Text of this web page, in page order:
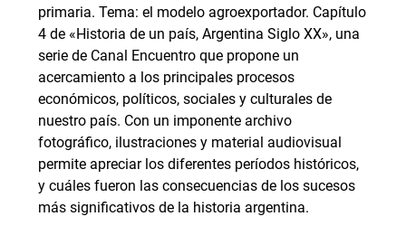
primaria. Tema: el modelo agroexportador. Capítulo
4 de «Historia de un país, Argentina Siglo XX», una
serie de Canal Encuentro que propone un
acercamiento a los principales procesos
económicos, políticos, sociales y culturales de
nuestro país. Con un imponente archivo
fotográfico, ilustraciones y material audiovisual
permite apreciar los diferentes períodos históricos,
y cuáles fueron las consecuencias de los sucesos
más significativos de la historia argentina.